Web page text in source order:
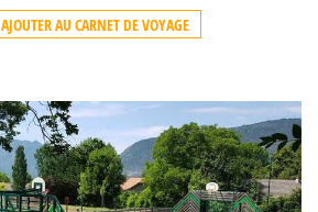
AJOUTER AU CARNET DE VOYAGE